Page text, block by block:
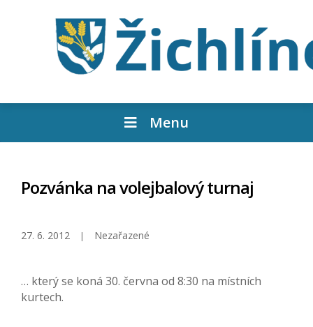
Menu
Pozvánka na volejbalový turnaj
27. 6. 2012 Nezařazené
… který se koná 30. června od 8:30 na místních
kurtech.